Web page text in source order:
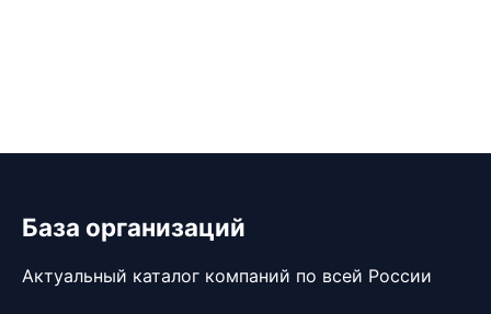
База организаций
Актуальный каталог компаний по всей России